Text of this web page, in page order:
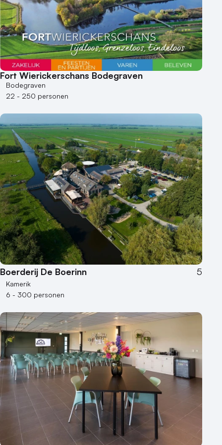
Fort Wierickerschans Bodegraven
Bodegraven
22 - 250 personen
Boerderij De Boerinn 5
Kamerik
6 - 300 personen